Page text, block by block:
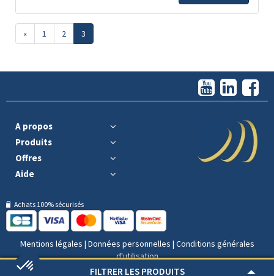
FILTRER LES PRODUITS
« 1 2 3
A propos
Produits
Offres
Aide
Achats 100% sécurisés
Mentions légales | Données personnelles | Conditions générales
d'utilisation